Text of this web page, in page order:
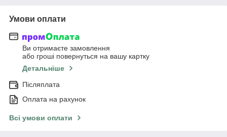
Умови оплати
Ви отримаєте замовлення
або гроші повернуться на вашу картку
Детальніше
Післяплата
Оплата на рахунок
Всі умови оплати